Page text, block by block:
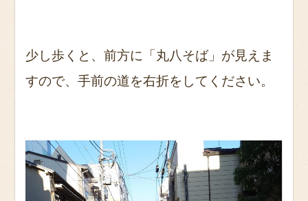
少し歩くと、前方に「丸八そば」が見えま
すので、手前の道を右折をしてください。